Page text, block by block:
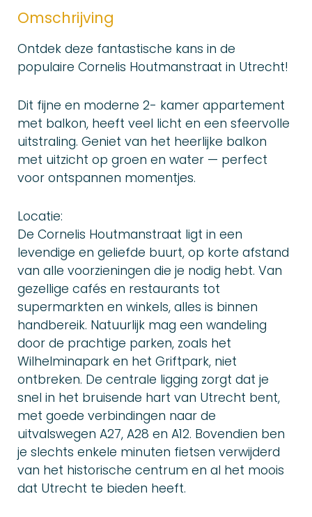
Omschrijving
Ontdek deze fantastische kans in de
populaire Cornelis Houtmanstraat in Utrecht!
Dit fijne en moderne 2- kamer appartement
met balkon, heeft veel licht en een sfeervolle
uitstraling. Geniet van het heerlijke balkon
met uitzicht op groen en water — perfect
voor ontspannen momentjes.
Locatie:
De Cornelis Houtmanstraat ligt in een
levendige en geliefde buurt, op korte afstand
van alle voorzieningen die je nodig hebt. Van
gezellige cafés en restaurants tot
supermarkten en winkels, alles is binnen
handbereik. Natuurlijk mag een wandeling
door de prachtige parken, zoals het
Wilhelminapark en het Griftpark, niet
ontbreken. De centrale ligging zorgt dat je
snel in het bruisende hart van Utrecht bent,
met goede verbindingen naar de
uitvalswegen A27, A28 en A12. Bovendien ben
je slechts enkele minuten fietsen verwijderd
van het historische centrum en al het moois
dat Utrecht te bieden heeft.